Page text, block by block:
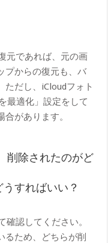
元であれば、元の画
プからの復元も、バ
ただし、iCloudフォト
最適化」設定をして
があります。
削除されたのがど
すればいい？
認してください。
るため、どちらが削